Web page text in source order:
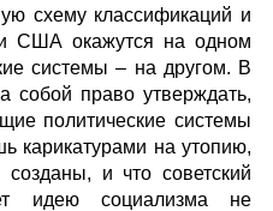
схему классификаций и
США окажутся на одном
системы – на другом. В
собой право утверждать,
политические системы
карикатурами на утопию,
и что советский
идею социализма не